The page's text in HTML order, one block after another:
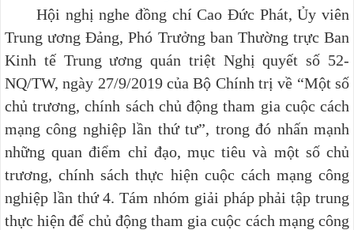
Hội nghị nghe đồng chí Cao Đức Phát, Ủy viên
Trung ương Đảng, Phó Trưởng ban Thường trực Ban
Kinh tế Trung ương quán triệt Nghị quyết số 52-
NQ/TW, ngày 27/9/2019 của Bộ Chính trị về “Một số
chủ trương, chính sách chủ động tham gia cuộc cách
mạng công nghiệp lần thứ tư”, trong đó nhấn mạnh
những quan điểm chỉ đạo, mục tiêu và một số chủ
trương, chính sách thực hiện cuộc cách mạng công
nghiệp lần thứ 4. Tám nhóm giải pháp phải tập trung
thực hiện để chủ động tham gia cuộc cách mạng công